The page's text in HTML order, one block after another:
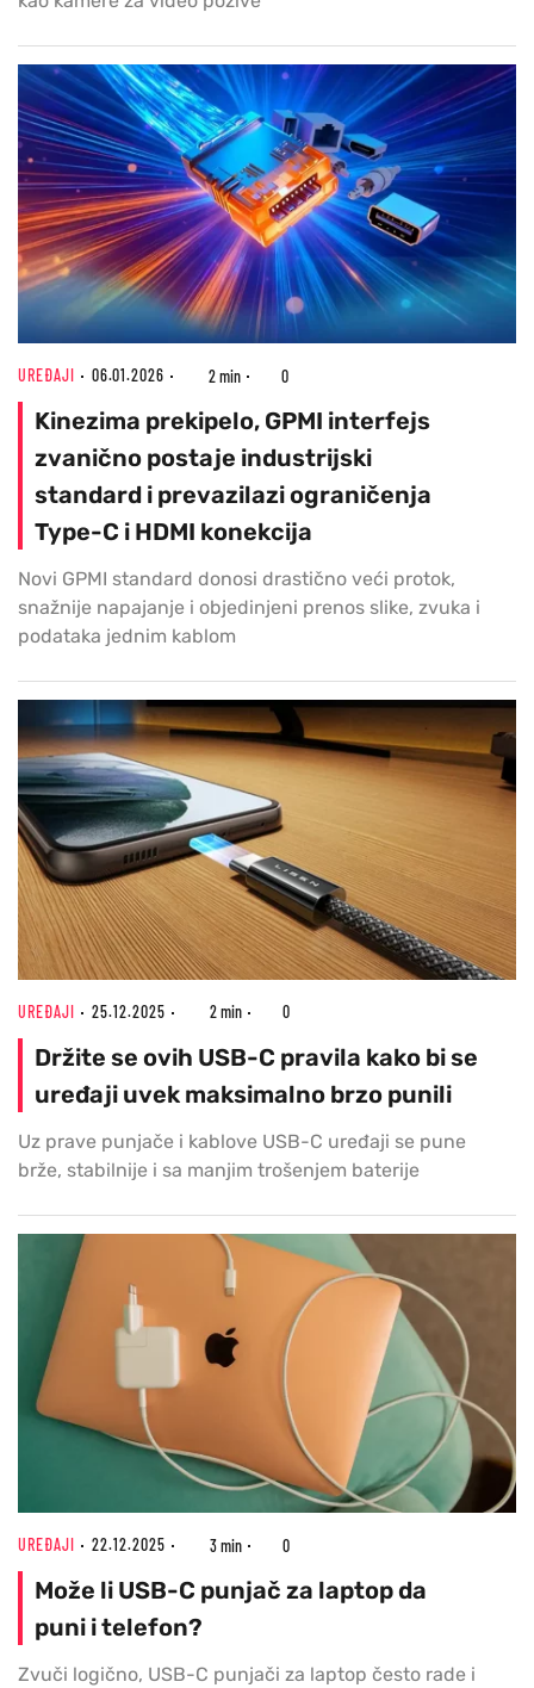
UREĐAJI 06.01.2026 2 min 0
Kinezima prekipelo, GPMI interfejs
zvanično postaje industrijski
standard i prevazilazi ograničenja
Type-C i HDMI konekcija
Novi GPMI standard donosi drastično veći protok,
snažnije napajanje i objedinjeni prenos slike, zvuka i
podataka jednim kablom
UREĐAJI 25.12.2025 2 min 0
Držite se ovih USB-C pravila kako bi se
uređaji uvek maksimalno brzo punili
Uz prave punjače i kablove USB-C uređaji se pune
brže, stabilnije i sa manjim trošenjem baterije
UREĐAJI 22.12.2025 3 min 0
Može li USB-C punjač za laptop da
puni i telefon?
Zvuči logično, USB-C punjači za laptop često rade i